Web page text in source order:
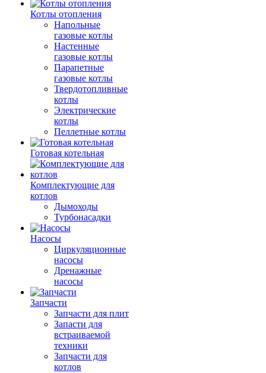
Котлы отопления
Напольные
газовые котлы
Настенные
газовые котлы
Парапетные
газовые котлы
Твердотопливные
котлы
Электрические
котлы
Пеллетные котлы
Готовая котельная
Комплектующие для
котлов
Дымоходы
Турбонасадки
Насосы
Циркуляционные
насосы
Дренажные
насосы
Запчасти
Запчасти для плит
Запасти для
встраиваемой
техники
Запчасти для
котлов